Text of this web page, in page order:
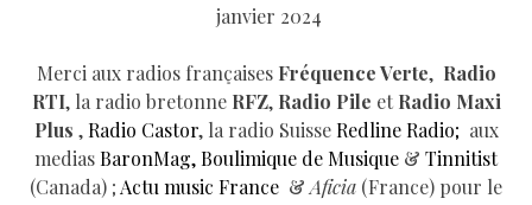
janvier 2024
Merci aux radios françaises Fréquence Verte, Radio
RTI, la radio bretonne RFZ, Radio Pile et Radio Maxi
Plus , Radio Castor, la radio Suisse Redline Radio; aux
mediasBaronMag,Boulimique de Musique & Tinnitist
(Canada) ; Actu music France & Aficia (France) pour le